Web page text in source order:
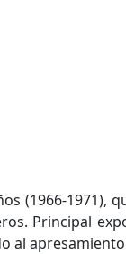
(1966-1971),
Principal
al